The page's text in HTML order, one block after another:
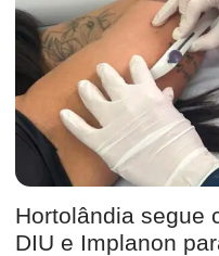
Hortolândia segue
DIU e Implanon